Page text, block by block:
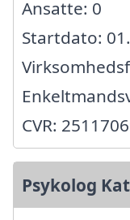
Ansatte: 0
Startdato:
CVR:
Psykolog